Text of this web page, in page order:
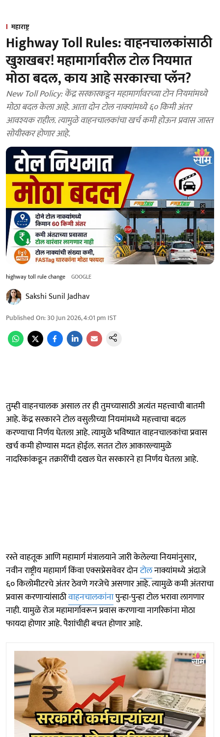
महाराष्ट्र
Highway Toll Rules: वाहनचालकांसाठी
खुशखबर! महामार्गावरील टोल नियमात
मोठा बदल, काय आहे सरकारचा प्लॅन?
New Toll Policy: केंद्र सरकारकडून महामार्गावरच्या टोन नियमांमध्ये
मोठा बदल केला आहे. आता दोन टोल नाक्यांमध्ये ६० किमी अंतर
आवश्यक राहील. त्यामुळे वाहनचालकांचा खर्च कमी होऊन प्रवास जास्त
सोयीस्कर होणार आहे.
highway toll rule change GOOGLE
Sakshi Sunil Jadhav
Published On:30 Jun 2026, 4:01 pm IST
तुम्ही वाहनचालक असाल तर ही तुमच्यासाठी अत्यंत महत्त्वाची बातमी
आहे. केंद्र सरकारने टोल वसुलीच्या नियमांमध्ये महत्त्वाचा बदल
करण्याचा निर्णय घेतला आहे. त्यामुळे भविष्यात वाहनचालकांचा प्रवास
खर्च कमी होण्यास मदत होईल. सतत टोल आकारल्यामुळे
नादरिकांकडून तक्रारींची दखल घेत सरकारने हा निर्णय घेतला आहे.
रस्ते वाहतूक आणि महामार्ग मंत्रालयाने जारी केलेल्या नियमांनुसार,
नवीन राष्ट्रीय महामार्ग किंवा एक्सप्रेसवेवर दोनटोलनाक्यांमध्ये अंदाजे
६० किलोमीटरचे अंतर ठेवणे गरजेचे असणार आहे. त्यामुळे कमी अंतराचा
प्रवास करणाऱ्यांसाठीवाहनचालकांनापुन्हा-पुन्हा टोल भरावा लागणार
नाही. यामुळे रोज महामार्गावरून प्रवास करणाऱ्या नागरिकांना मोठा
फायदा होणार आहे. पैशांचीही बचत होणार आहे.